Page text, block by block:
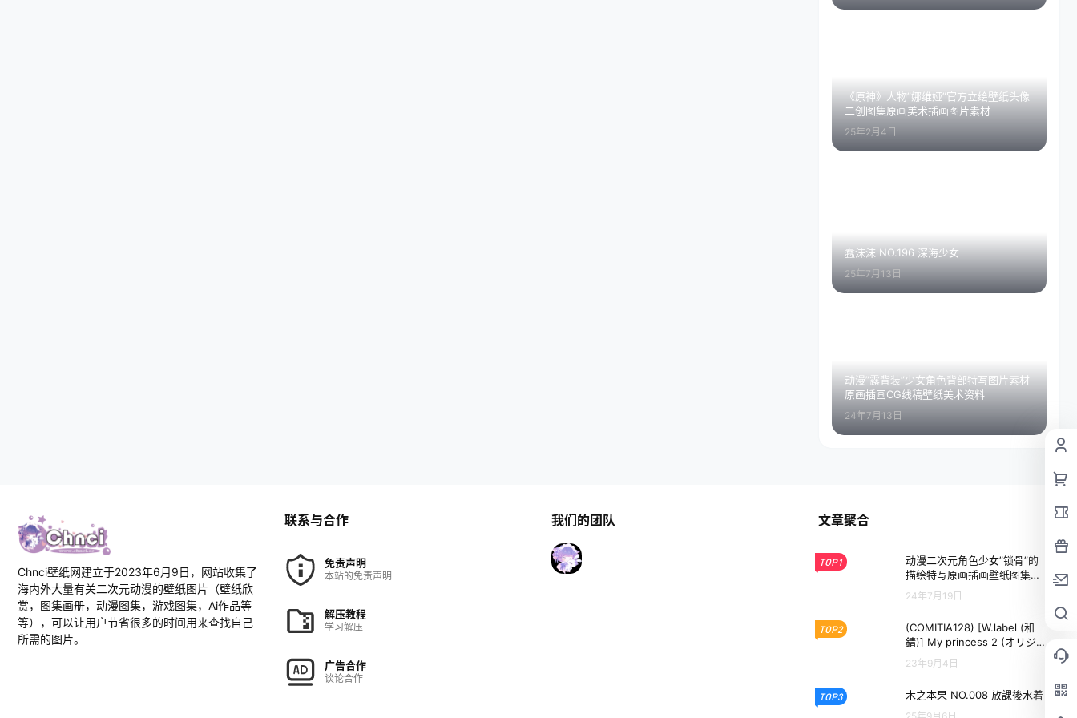
《原神》人物”娜维娅”官方立绘壁纸头像
二创图集原画美术插画图片素材
25年2月4日
蠢沫沫 NO.196 深海少女
25年7月13日
动漫”露背装”少女角色背部特写图片素材
原画插画CG线稿壁纸美术资料
24年7月13日
Chnci壁纸网建立于2023年6月9日，网站收集了
海内外大量有关二次元动漫的壁纸图片（壁纸欣
赏，图集画册，动漫图集，游戏图集，Ai作品等
等），可以让用户节省很多的时间用来查找自己
所需的图片。
联系与合作
免责声明
本站的免责声明
解压教程
学习解压
广告合作
谈论合作
我们的团队 文章聚合
TOP1
动漫二次元角色少女”锁骨”的
描绘特写原画插画壁纸图集美
术图片素材
24年7月19日
TOP2
(COMITIA128) [W.label (和
錆)] My princess 2 (オリジナ
23年9月4日
TOP3 木之本果 NO.008 放課後水着